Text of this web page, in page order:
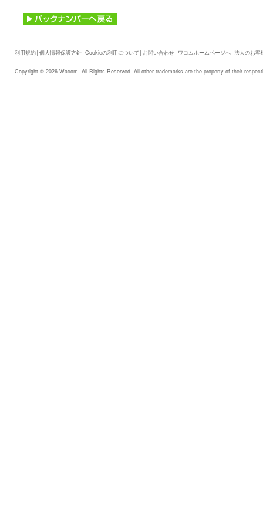
利用規約│ 個人情報保護方針│ Cookieの利用について │ お問い合わせ│ ワコムホームページへ│ 法人のお客
Copyright © 2026 Wacom. All Rights Reserved. All other trademarks are the property of their